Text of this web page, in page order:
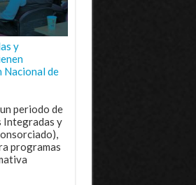
y
Nacional de
periodo de
Integradas y
programas